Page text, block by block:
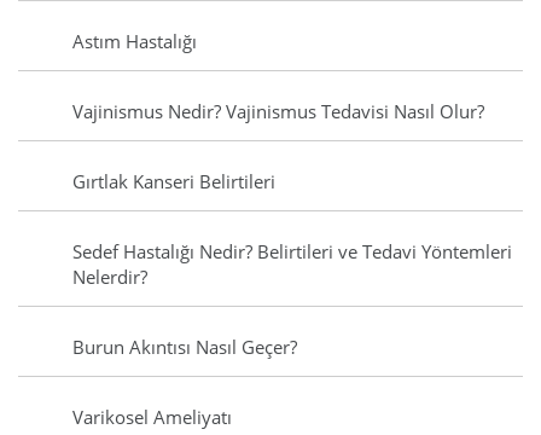
Astım Hastalığı
Vajinismus Nedir? Vajinismus Tedavisi Nasıl Olur?
Gırtlak Kanseri Belirtileri
Sedef Hastalığı Nedir? Belirtileri ve Tedavi Yöntemleri
Nelerdir?
Burun Akıntısı Nasıl Geçer?
Varikosel Ameliyatı